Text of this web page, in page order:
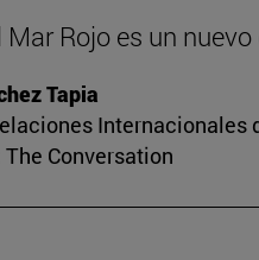
Mar Rojo es un
Tapia
Internacionales
The Conversation